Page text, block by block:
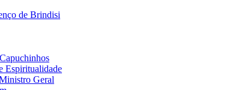
de Brindisi
Espiritualidade
Geral